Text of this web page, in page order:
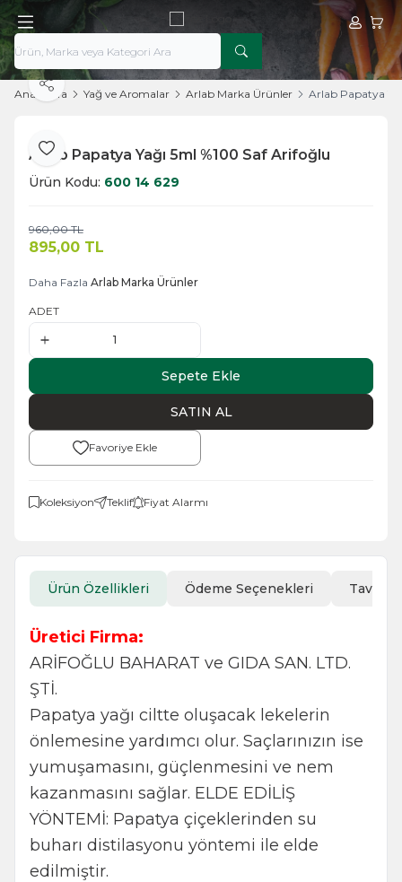
Hesabım
Ana Sayfa Yağ ve Aromalar Arlab Marka Ürünler Arlab Papatya
Favoriye Ekle
Paylaş
Arlab Papatya Yağı 5ml %100 Saf Arifoğlu
Ürün Kodu: 600 14 629
960,00TL
895,00 TL
Daha Fazla Arlab Marka Ürünler
ADET
Sepete Ekle
SATIN AL
Favoriye Ekle
Koleksiyon Teklif Fiyat Alarmı
Ürün Özellikleri Ödeme Seçenekleri Tavsiye
Üretici Firma:
ARİFOĞLU BAHARAT ve GIDA SAN. LTD.
ŞTİ.
Papatya yağı ciltte oluşacak lekelerin
önlemesine yardımcı olur. Saçlarınızın ise
yumuşamasını, güçlenmesini ve nem
kazanmasını sağlar. ELDE EDİLİŞ
YÖNTEMİ: Papatya çiçeklerinden su
buharı distilasyonu yöntemi ile elde
edilmiştir.